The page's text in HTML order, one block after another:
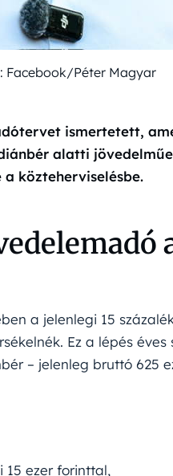
Facebook/Péter Magyar
ismertetett,
alatti
közteherviselésbe.
a jelenlegi 15
Ez a lépés éves
– jelenleg bruttó 625
15 ezer forinttal,